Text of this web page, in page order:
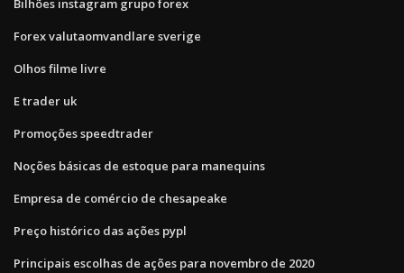
Bilhões instagram grupo forex
Forex valutaomvandlare sverige
Olhos filme livre
E trader uk
Promoções speedtrader
Noções básicas de estoque para manequins
Empresa de comércio de chesapeake
Preço histórico das ações pypl
Principais escolhas de ações para novembro de 2020